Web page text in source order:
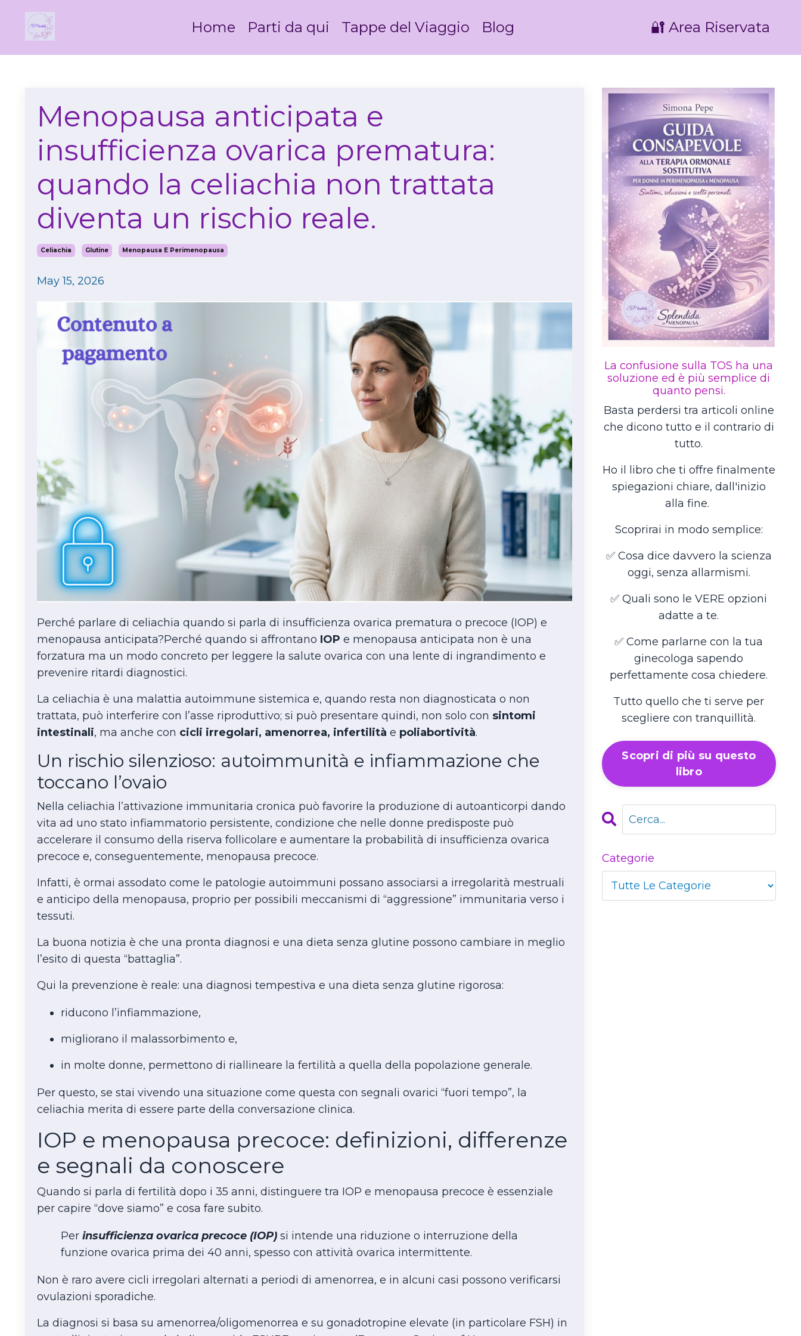
Home Parti da qui Tappe del Viaggio Blog 🔐 Area Riservata
Menopausa anticipata e
insufficienza ovarica prematura:
quando la celiachia non trattata
diventa un rischio reale.
Celiachia Glutine Menopausa E Perimenopausa
May 15, 2026
Perché parlare di celiachia quando si parla di insufficienza ovarica prematura o precoce (IOP) e
menopausa anticipata?Perché quando si affrontano IOP e menopausa anticipata non è una
forzatura ma un modo concreto per leggere la salute ovarica con una lente di ingrandimento e
prevenire ritardi diagnostici.
La celiachia è una malattia autoimmune sistemica e, quando resta non diagnosticata o non
trattata, può interferire con l’asse riproduttivo; si può presentare quindi, non solo con sintomi
intestinali, ma anche con cicli irregolari, amenorrea, infertilità e poliabortività.
Un rischio silenzioso: autoimmunità e infiammazione che
toccano l’ovaio
Nella celiachia l’attivazione immunitaria cronica può favorire la produzione di autoanticorpi dando
vita ad uno stato infiammatorio persistente, condizione che nelle donne predisposte può
accelerare il consumo della riserva follicolare e aumentare la probabilità di insufficienza ovarica
precoce e, conseguentemente, menopausa precoce.
Infatti, è ormai assodato come le patologie autoimmuni possano associarsi a irregolarità mestruali
e anticipo della menopausa, proprio per possibili meccanismi di “aggressione” immunitaria verso i
tessuti.
La buona notizia è che una pronta diagnosi e una dieta senza glutine possono cambiare in meglio
l’esito di questa “battaglia”.
Qui la prevenzione è reale: una diagnosi tempestiva e una dieta senza glutine rigorosa:
riducono l’infiammazione,
migliorano il malassorbimento e,
in molte donne, permettono di riallineare la fertilità a quella della popolazione generale.
Per questo, se stai vivendo una situazione come questa con segnali ovarici “fuori tempo”, la
celiachia merita di essere parte della conversazione clinica.
IOP e menopausa precoce: definizioni, differenze
e segnali da conoscere
Quando si parla di fertilità dopo i 35 anni, distinguere tra IOP e menopausa precoce è essenziale
per capire “dove siamo” e cosa fare subito.
Per insufficienza ovarica precoce (IOP) si intende una riduzione o interruzione della
funzione ovarica prima dei 40 anni, spesso con attività ovarica intermittente.
Non è raro avere cicli irregolari alternati a periodi di amenorrea, e in alcuni casi possono verificarsi
ovulazioni sporadiche.
La diagnosi si basa su amenorrea/oligomenorrea e su gonadotropine elevate (in particolare FSH) in
La confusione sulla TOS ha una
soluzione ed è più semplice di
quanto pensi.
Basta perdersi tra articoli online
che dicono tutto e il contrario di
tutto.
Ho il libro che ti offre finalmente
spiegazioni chiare, dall'inizio
alla fine.
Scoprirai in modo semplice:
✅ Cosa dice davvero la scienza
oggi, senza allarmismi.
✅ Quali sono le VERE opzioni
adatte a te.
✅ Come parlarne con la tua
ginecologa sapendo
perfettamente cosa chiedere.
Tutto quello che ti serve per
scegliere con tranquillità.
Scopri di più su questo
libro
Categorie